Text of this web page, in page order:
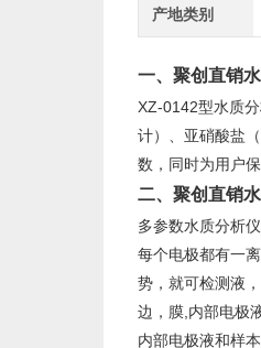
产地类别
一、 聚创直销
XZ-0142型水质
计）、亚硝酸盐
数，同时为用户
二、 聚创直销
多参数水质分析
每个电极都有一
势，就可检测液
边，膜,内部电极
内部电极液和样